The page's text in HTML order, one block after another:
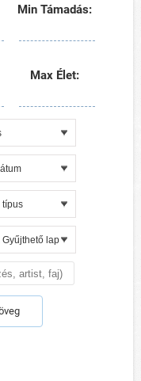
Min Támadás:
Max Élet: